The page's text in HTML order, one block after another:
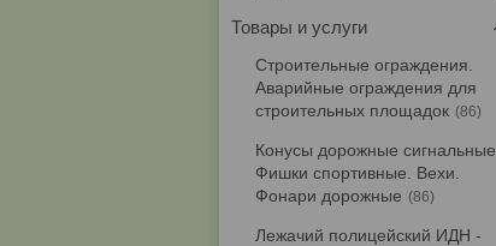
Товары и услуги
Строительные ограждения.
Аварийные ограждения для
строительных площадок
86
Конусы дорожные сигнальные.
Фишки спортивные. Вехи.
Фонари дорожные
86
Лежачий полицейский ИДН -